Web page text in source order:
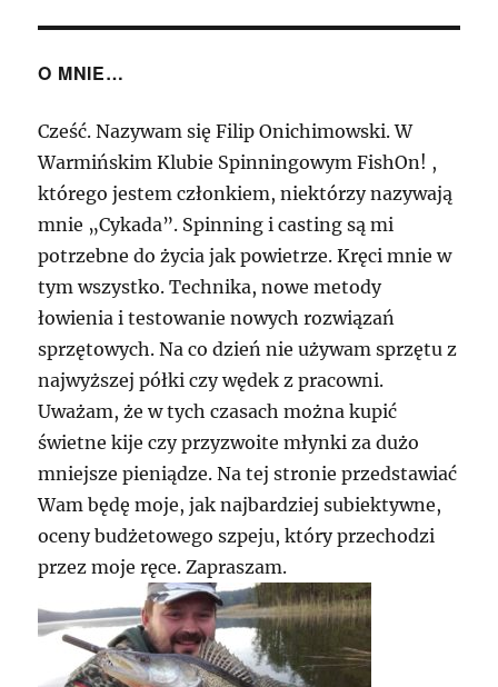
O MNIE…
Cześć. Nazywam się Filip Onichimowski. W
Warmińskim Klubie Spinningowym FishOn! ,
którego jestem członkiem, niektórzy nazywają
mnie „Cykada”. Spinning i casting są mi
potrzebne do życia jak powietrze. Kręci mnie w
tym wszystko. Technika, nowe metody
łowienia i testowanie nowych rozwiązań
sprzętowych. Na co dzień nie używam sprzętu z
najwyższej półki czy wędek z pracowni.
Uważam, że w tych czasach można kupić
świetne kije czy przyzwoite młynki za dużo
mniejsze pieniądze. Na tej stronie przedstawiać
Wam będę moje, jak najbardziej subiektywne,
oceny budżetowego szpeju, który przechodzi
przez moje ręce. Zapraszam.